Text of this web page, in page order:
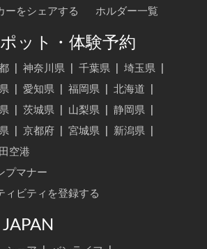
ーをシェアする
ホルダー一覧
ット・体験予約
神奈川県 千葉県 埼玉県
愛知県 福岡県 北海道
茨城県 山梨県 静岡県
京都府 宮城県 新潟県
空港
プマナー
ィビティを登録する